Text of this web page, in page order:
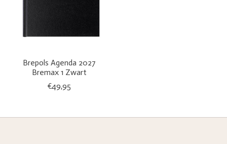
Brepols Agenda 2027
Bremax 1 Zwart
€49,95